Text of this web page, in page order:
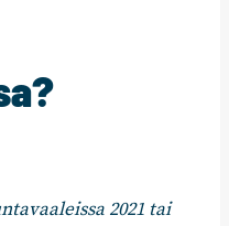
2021 tai